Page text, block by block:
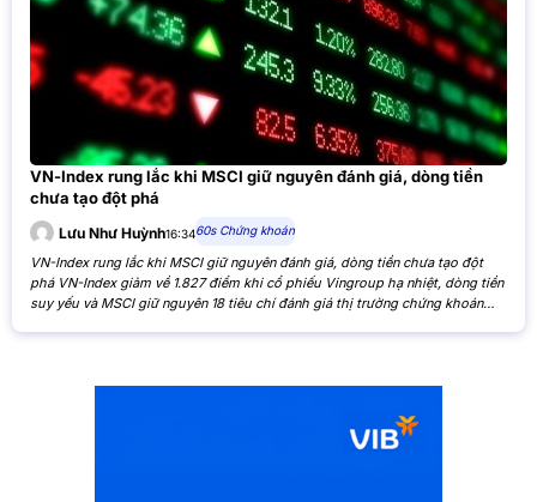
VN-Index rung lắc khi MSCI giữ nguyên đánh giá, dòng tiền
chưa tạo đột phá
Lưu Như Huỳnh16:3460s Chứng khoán
VN-Index rung lắc khi MSCI giữ nguyên đánh giá, dòng tiền chưa tạo đột
phá VN-Index giảm về 1.827 điểm khi cổ phiếu Vingroup hạ nhiệt, dòng tiền
suy yếu và MSCI giữ nguyên 18 tiêu chí đánh giá thị trường chứng khoán